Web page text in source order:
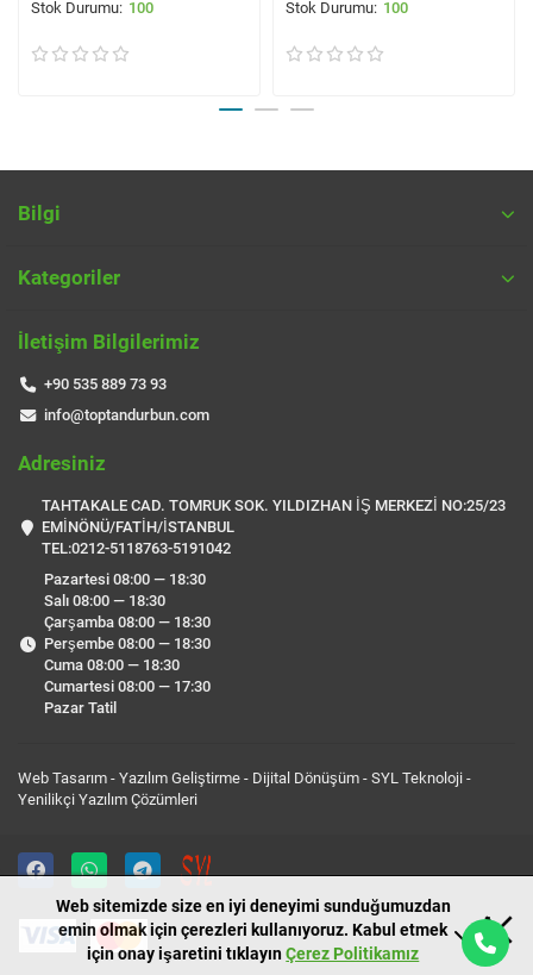
100
100
Bilgi
Kategoriler
İletişim Bilgilerimiz
+90 535 889 73 93
info@toptandurbun.com
Adresiniz
TAHTAKALE CAD. TOMRUK SOK. YILDIZHAN İŞ MERKEZİ NO:25/23
EMİNÖNÜ/FATİH/İSTANBUL
TEL:0212-5118763-5191042
Pazartesi 08:00 — 18:30
Salı 08:00 — 18:30
Çarşamba 08:00 — 18:30
Perşembe 08:00 — 18:30
Cuma 08:00 — 18:30
Cumartesi 08:00 — 17:30
Pazar Tatil
Web Tasarım - Yazılım Geliştirme - Dijital Dönüşüm - SYL Teknoloji -
Yenilikçi Yazılım Çözümleri
Web sitemizde size en iyi deneyimi sunduğumuzdan
emin olmak için çerezleri kullanıyoruz. Kabul etmek
için onay işaretini tıklayınÇerez Politikamız